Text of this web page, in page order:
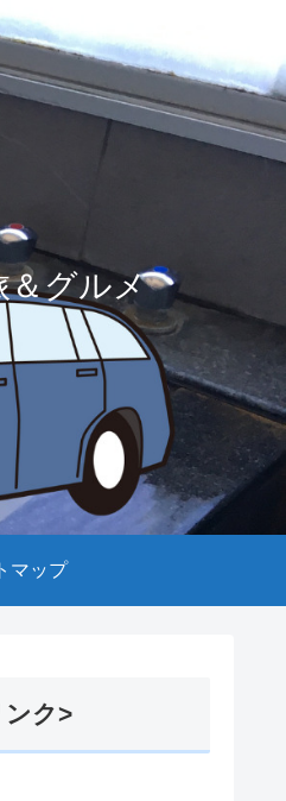
＆グルメ
マップ
ンク>